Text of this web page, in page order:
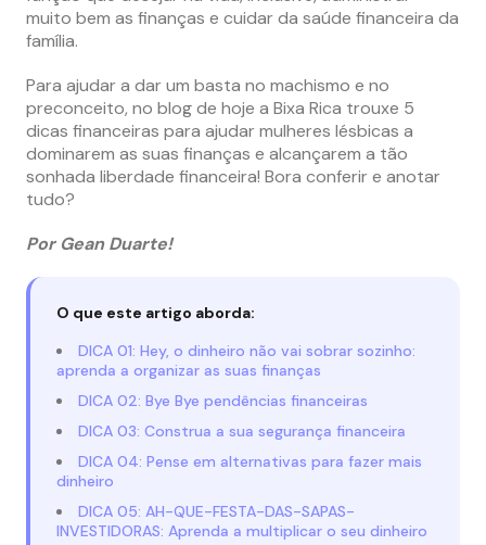
muito bem as finanças e cuidar da saúde financeira da
família.
Para ajudar a dar um basta no machismo e no
preconceito, no blog de hoje a Bixa Rica trouxe 5
dicas financeiras para ajudar mulheres lésbicas a
dominarem as suas finanças e alcançarem a tão
sonhada liberdade financeira! Bora conferir e anotar
tudo?
Por Gean Duarte!
O que este artigo aborda:
DICA 01: Hey, o dinheiro não vai sobrar sozinho:
aprenda a organizar as suas finanças
DICA 02: Bye Bye pendências financeiras
DICA 03: Construa a sua segurança financeira
DICA 04: Pense em alternativas para fazer mais
dinheiro
DICA 05: AH-QUE-FESTA-DAS-SAPAS-
INVESTIDORAS: Aprenda a multiplicar o seu dinheiro